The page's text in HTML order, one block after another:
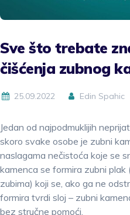
Sve što trebate
čišćenja zubnog
25.09.2022 Edin Spahic
Jedan od najpodmuklijih
skoro svake osobe je zubni
naslagama nečistoća koje se
kamenca se formira zubni
zubima) koji se, ako ga ne
formira tvrdi sloj – zubni
bez stručne pomoći.